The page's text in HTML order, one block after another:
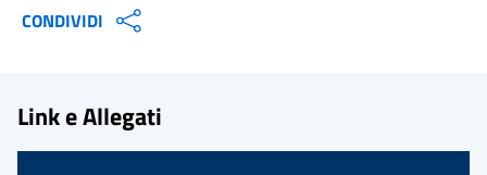
CONDIVIDI
Link e Allegati